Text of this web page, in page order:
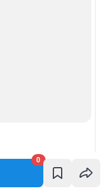
0